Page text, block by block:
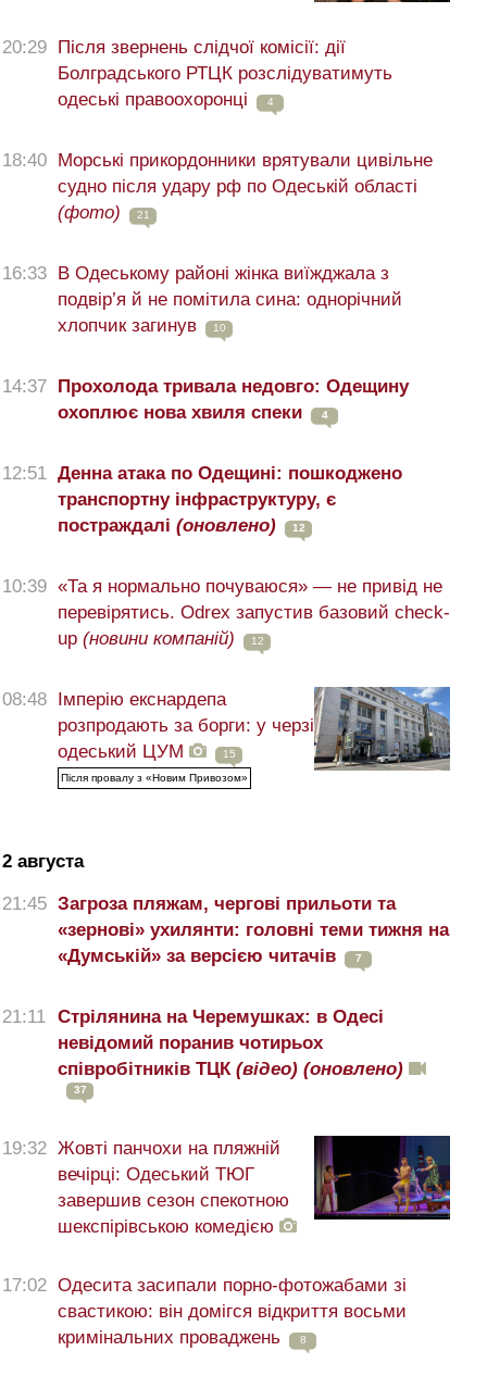
20:29 Після звернень слідчої комісії: дії
Болградського РТЦК розслідуватимуть
одеські правоохоронці
4
18:40 Морські прикордонники врятували цивільне
судно після удару рф по Одеській області
(фото)
21
16:33 В Одеському районі жінка виїжджала з
подвір’я й не помітила сина: однорічний
хлопчик загинув
10
14:37 Прохолода тривала недовго: Одещину
охоплює нова хвиля спеки
4
12:51 Денна атака по Одещині: пошкоджено
транспортну інфраструктуру, є
постраждалі (оновлено) 12
10:39 «Та я нормально почуваюся» — не привід не
перевірятись. Odrex запустив базовий check-
up (новини компаній) 12
08:48 Імперію екснардепа
розпродають за борги: у черзі
одеський ЦУМ
15
Після провалу з «Новим Привозом»
2 августа
21:45 Загроза пляжам, чергові прильоти та
«зернові» ухилянти: головні теми тижня на
«Думській» за версією читачів
7
21:11
Стрілянина на Черемушках: в Одесі
невідомий поранив чотирьох
співробітників ТЦК (відео) (оновлено)
37
19:32 Жовті панчохи на пляжній
вечірці: Одеський ТЮГ
завершив сезон спекотною
шекспірівською комедією
17:02 Одесита засипали порно-фотожабами зі
свастикою: він домігся відкриття восьми
кримінальних проваджень
8